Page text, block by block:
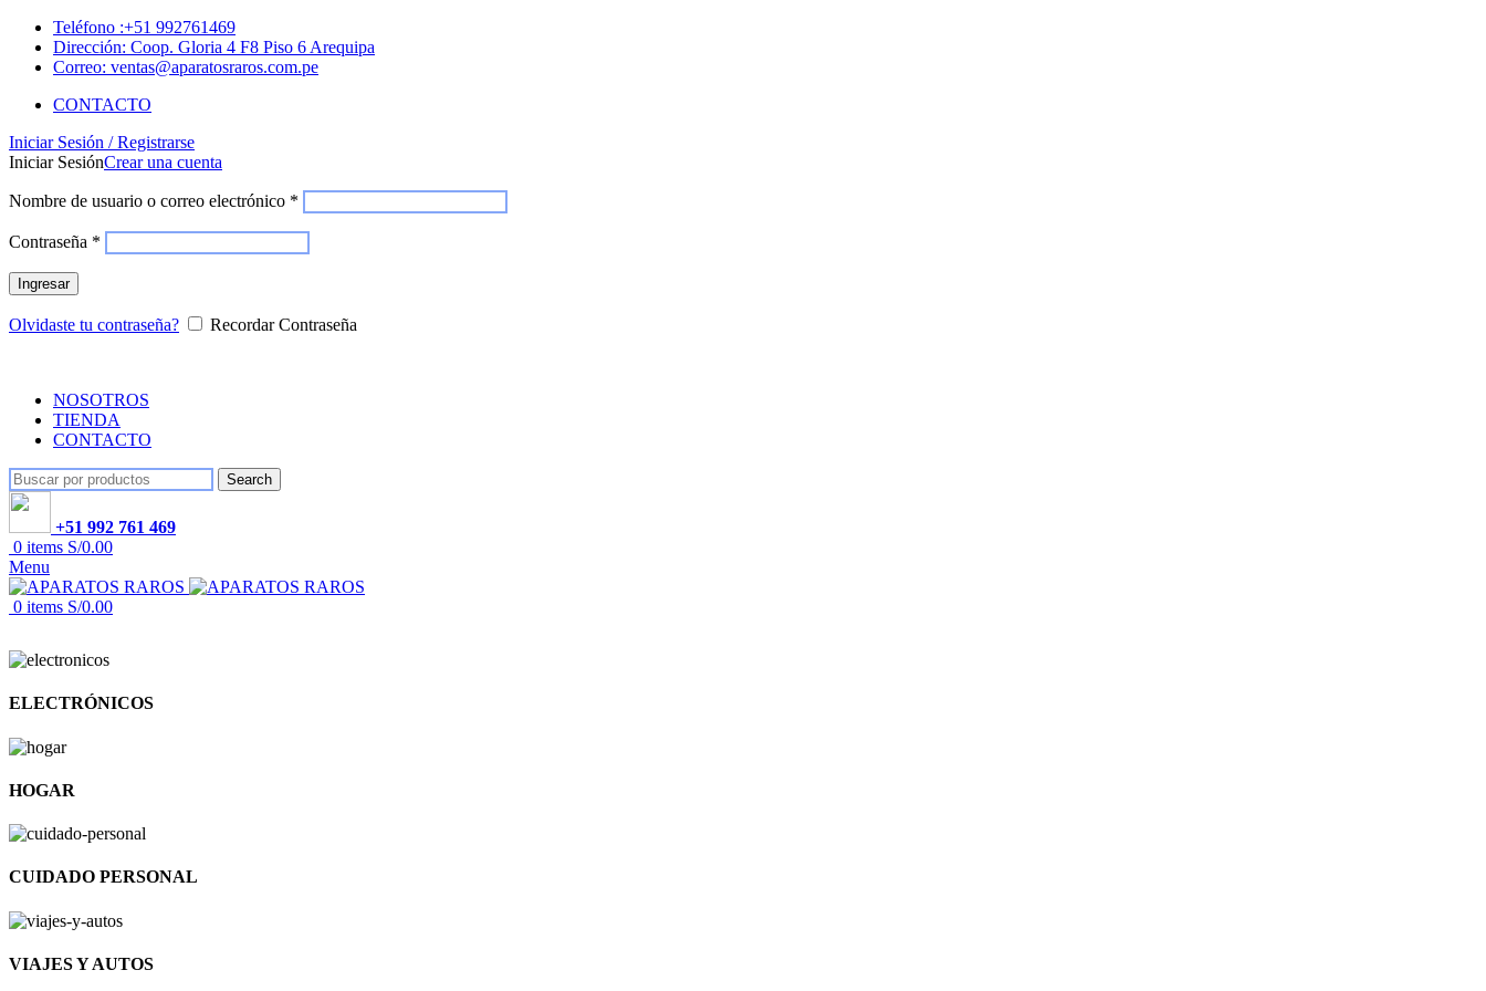
Teléfono :+51 992761469
Dirección: Coop. Gloria 4 F8 Piso 6 Arequipa
Correo: ventas@aparatosraros.com.pe
CONTACTO
Iniciar Sesión / Registrarse
Iniciar SesiónCrear una cuenta
Nombre de usuario o correo electrónico *
Contraseña *
Ingresar
Olvidaste tu contraseña? Recordar Contraseña
NOSOTROS
TIENDA
CONTACTO
Search
+51 992 761 469
0 items S/0.00
Menu
0 items S/0.00
ELECTRÓNICOS
HOGAR
CUIDADO PERSONAL
VIAJES Y AUTOS